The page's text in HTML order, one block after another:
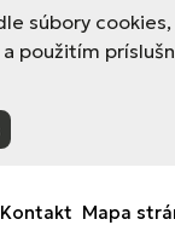
súbory
použitím
Kontakt Mapa